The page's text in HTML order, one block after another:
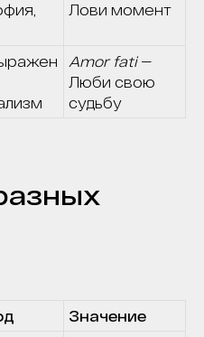
Лови момент
Amor fati—
Люби свою
судьбу
Значение